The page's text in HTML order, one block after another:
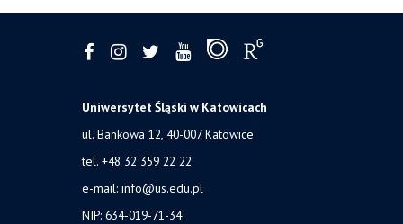
Uniwersytet Śląski w Katowicach
ul. Bankowa 12, 40-007 Katowice
tel. +48 32 359 22 22
e-mail: info@us.edu.pl
NIP: 634-019-71-34